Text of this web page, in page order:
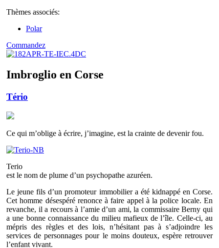
Thèmes associés:
Polar
Commandez
Imbroglio en Corse
Tério
Ce qui m’oblige à écrire, j’imagine, est la crainte de devenir fou.
Terio
est le nom de plume d’un psychopathe azuréen.
Le jeune fils d’un promoteur immobilier a été kidnappé en Corse.
Cet homme désespéré renonce à faire appel à la police locale. En
revanche, il a recours à l’amie d’un ami, la commissaire Berny qui
a une bonne connaissance du milieu mafieux de l’île. Celle-ci, au
mépris des règles et des lois, n’hésitant pas à s’adjoindre les
services de personnages pour le moins douteux, espère retrouver
l’enfant vivant.